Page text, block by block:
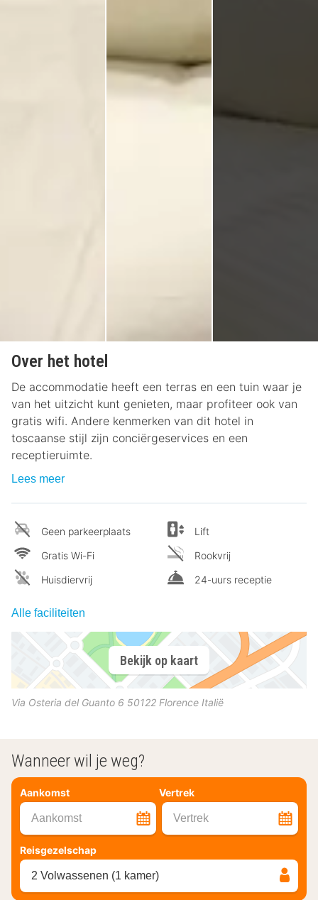
Over het hotel
De accommodatie heeft een terras en een tuin waar je
van het uitzicht kunt genieten, maar profiteer ook van
gratis wifi. Andere kenmerken van dit hotel in
toscaanse stijl zijn conciërgeservices en een
receptieruimte.
Lees meer
Geen parkeerplaats
Gratis Wi-Fi
Huisdiervrij
Lift
Rookvrij
24-uurs receptie
Alle faciliteiten
Bekijk op kaart
Via Osteria del Guanto 6 50122 Florence Italië
Wanneer wil je weg?
Aankomst Vertrek
Aankomst Vertrek
Reisgezelschap
2 Volwassenen (1 kamer)